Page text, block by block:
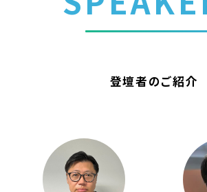
登壇者のご紹介